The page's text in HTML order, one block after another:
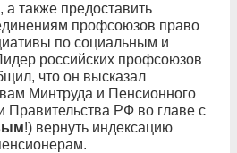
также предоставить
профсоюзов право
по социальным и
российских профсоюзов
что он высказал
Минтруда и Пенсионного
Правительства РФ во главе с
!) вернуть индексацию